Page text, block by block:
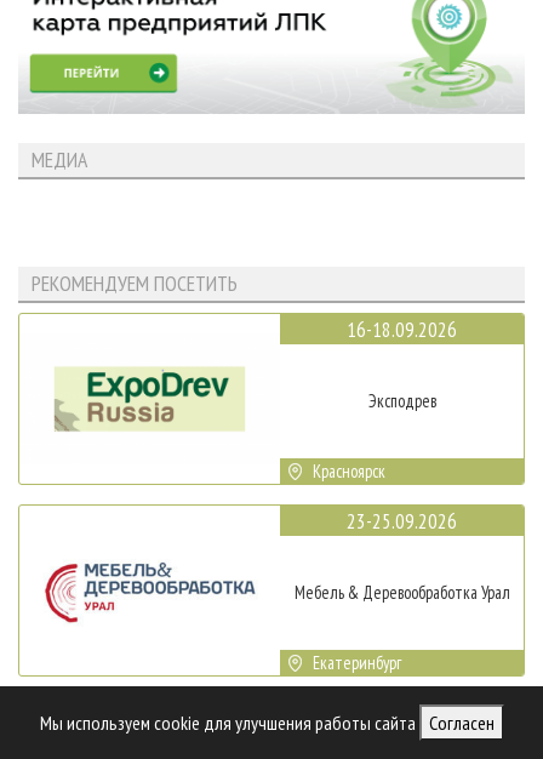
Мы используем cookie для улучшения работы сайта Согласен
МЕДИА
РЕКОМЕНДУЕМ ПОСЕТИТЬ
16-18.09.2026
Эксподрев
Красноярск
23-25.09.2026
Мебель & Деревообработка Урал
Екатеринбург
29-30.09.2026